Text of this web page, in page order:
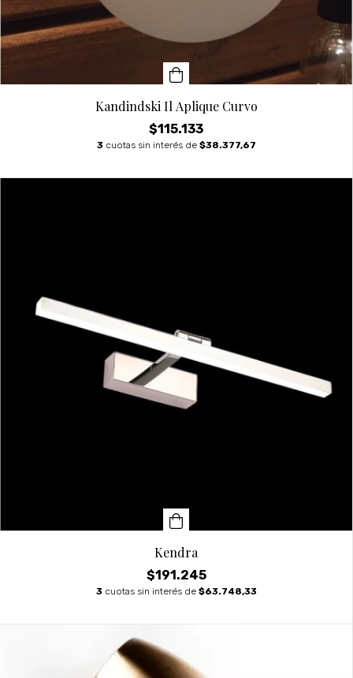
Kandindski Il Aplique Curvo
$115.133
3 cuotas sin interés de $38.377,67
Kendra
$191.245
3 cuotas sin interés de $63.748,33